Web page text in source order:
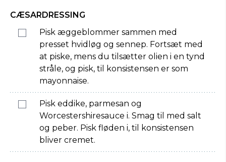
CÆSARDRESSING
Pisk æggeblommer sammen med
presset hvidløg og sennep. Fortsæt med
at piske, mens du tilsætter olien i en tynd
stråle, og pisk, til konsistensen er som
mayonnaise.
Pisk eddike, parmesan og
Worcestershiresauce i. Smag til med salt
og peber. Pisk fløden i, til konsistensen
bliver cremet.